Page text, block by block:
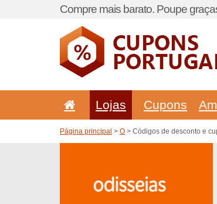
Compre mais barato. Poupe
Lojas Cupons
Página principal > O > Códigos de desconto e